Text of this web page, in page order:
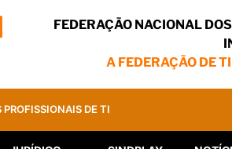
FEDERAÇÃO NACIONAL
A FEDERAÇÃO DE
PROFISSIONAIS DE TI